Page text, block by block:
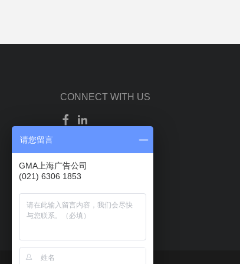
CONNECT WITH US
请您留言
GMA上海广告公司
(021) 6306 1853